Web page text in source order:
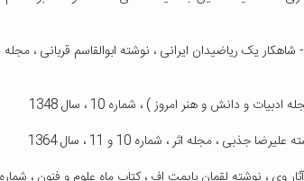
یک ریاضیدان ایرانی ، نوشته ابوالقاسم قربانی ،